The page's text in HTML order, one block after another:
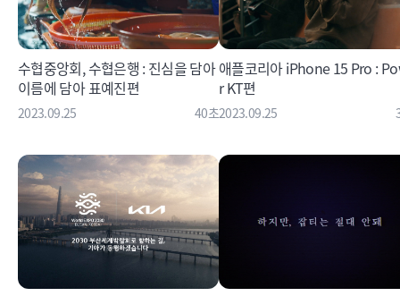
수협중앙회, 수협은행 : 진심을 담아
이름에 담아 표예진편
2023.09.25 40초
애플코리아 iPhone 15 Pro :
r KT편
2023.09.25